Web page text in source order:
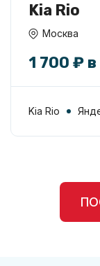
Kia Rio
Москва
1 700 ₽
Kia Rio